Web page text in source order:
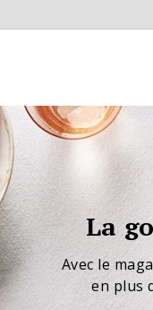
La
Avec le
en plus